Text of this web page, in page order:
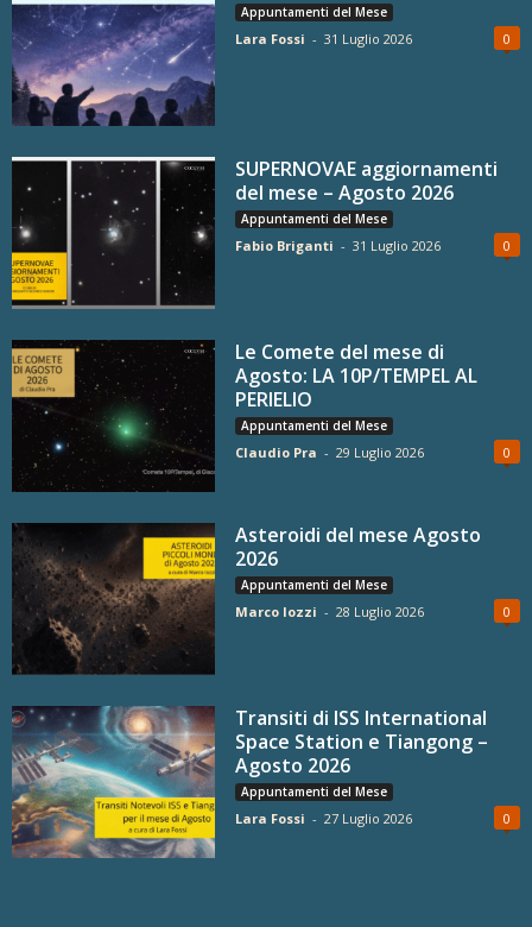
Appuntamenti del Mese
Lara Fossi - 31 Luglio 2026 0
SUPERNOVAE aggiornamenti
del mese – Agosto 2026
Appuntamenti del Mese
Fabio Briganti - 31 Luglio 2026 0
Le Comete del mese di
Agosto: LA 10P/TEMPEL AL
PERIELIO
Appuntamenti del Mese
Claudio Pra - 29 Luglio 2026 0
Asteroidi del mese Agosto
2026
Appuntamenti del Mese
Marco Iozzi - 28 Luglio 2026 0
Transiti di ISS International
Space Station e Tiangong –
Agosto 2026
Appuntamenti del Mese
Lara Fossi - 27 Luglio 2026 0